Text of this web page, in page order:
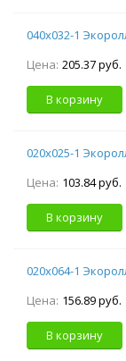
040х032-1
Цена: 205.37 руб.
В корзину
020х025-1
Цена: 103.84 руб.
В корзину
020х064-1
Цена: 156.89 руб.
В корзину